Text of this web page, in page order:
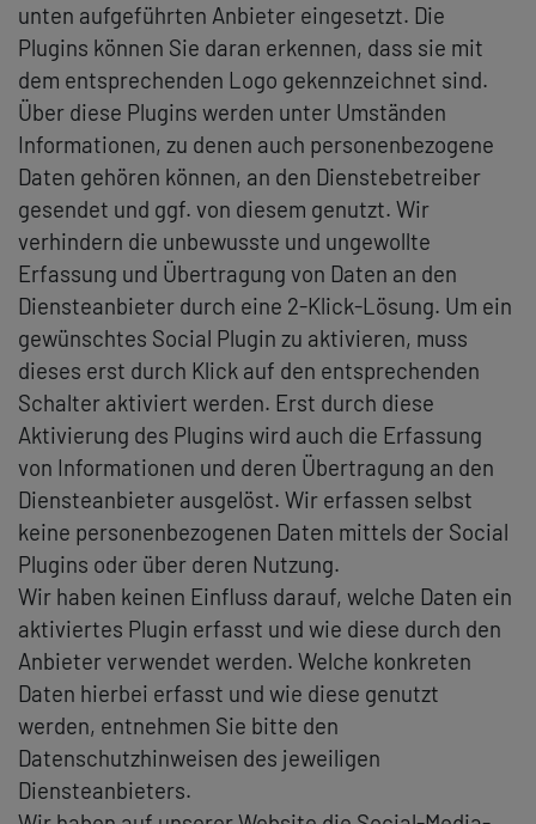
unten aufgeführten Anbieter eingesetzt. Die
Plugins können Sie daran erkennen, dass sie mit
dem entsprechenden Logo gekennzeichnet sind.
Über diese Plugins werden unter Umständen
Informationen, zu denen auch personenbezogene
Daten gehören können, an den Dienstebetreiber
gesendet und ggf. von diesem genutzt. Wir
verhindern die unbewusste und ungewollte
Erfassung und Übertragung von Daten an den
Diensteanbieter durch eine 2-Klick-Lösung. Um ein
gewünschtes Social Plugin zu aktivieren, muss
dieses erst durch Klick auf den entsprechenden
Schalter aktiviert werden. Erst durch diese
Aktivierung des Plugins wird auch die Erfassung
von Informationen und deren Übertragung an den
Diensteanbieter ausgelöst. Wir erfassen selbst
keine personenbezogenen Daten mittels der Social
Plugins oder über deren Nutzung.
Wir haben keinen Einfluss darauf, welche Daten ein
aktiviertes Plugin erfasst und wie diese durch den
Anbieter verwendet werden. Welche konkreten
Daten hierbei erfasst und wie diese genutzt
werden, entnehmen Sie bitte den
Datenschutzhinweisen des jeweiligen
Diensteanbieters.